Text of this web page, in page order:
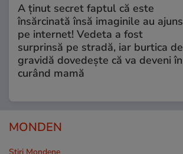
A ținut secret faptul că este
însărcinată însă imaginile au ajuns
pe internet! Vedeta a fost
surprinsă pe stradă, iar burtica de
gravidă dovedește că va deveni în
curând mamă
MONDEN